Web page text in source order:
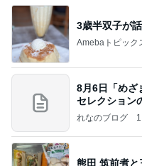
3歳半双子が
Amebaトピック
8月6日「めざ
セレクション
ン
れなのブログ
熊田 筑前煮と